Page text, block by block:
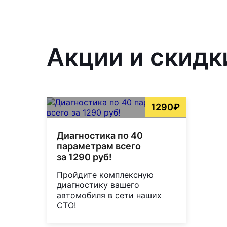
Акции и
1290₽
Диагностика по 40
параметрам всего
за 1290 руб!
Пройдите комплексную
диагностику вашего
автомобиля в сети наших
СТО!